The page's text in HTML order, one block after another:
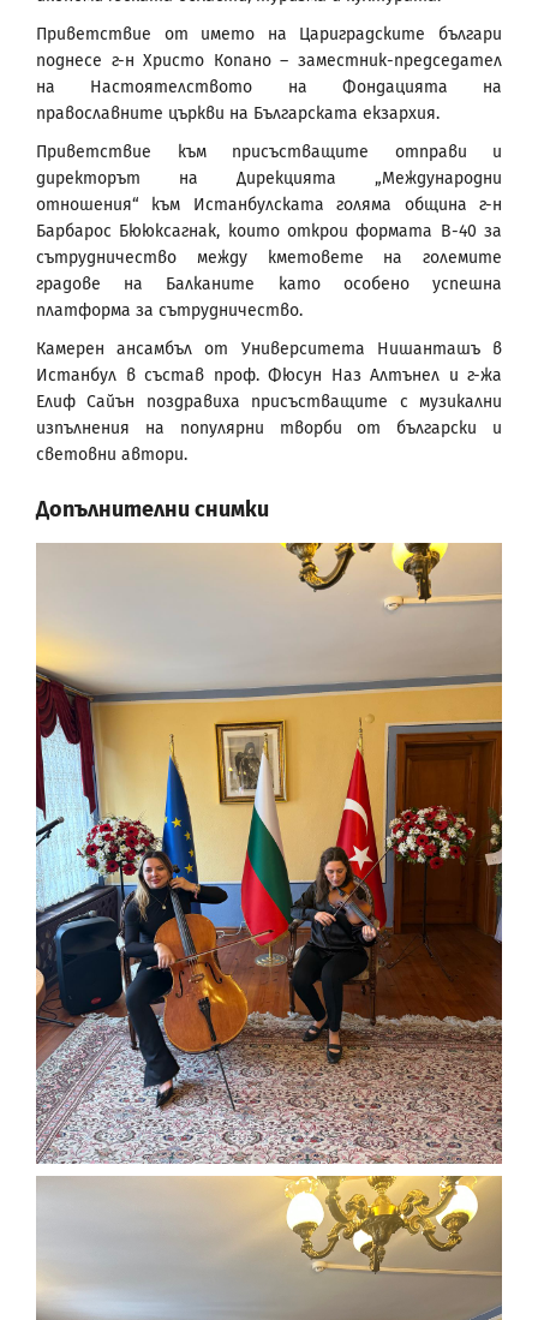
Приветствие от името на Цариградските българи
поднесе г-н Христо Копано – заместник-председател
на Настоятелството на Фондацията на
православните църкви на Българската екзархия.
Приветствие към присъстващите отправи и
директорът на Дирекцията „Международни
отношения“ към Истанбулската голяма община г-н
Барбарос Бююксагнак, които открои формата B-40 за
сътрудничество между кметовете на големите
градове на Балканите като особено успешна
платформа за сътрудничество.
Камерен ансамбъл от Университета Нишанташъ в
Истанбул в състав проф. Фюсун Наз Алтънел и г-жа
Елиф Сайън поздравиха присъстващите с музикални
изпълнения на популярни творби от български и
световни автори.
Допълнителни снимки